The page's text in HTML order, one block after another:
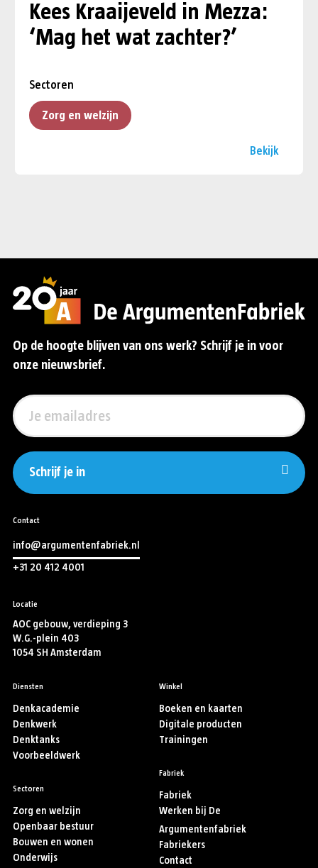
Kees Kraaijeveld in Mezza:
‘Mag het wat zachter?’
Sectoren
Zorg en welzijn
Bekijk
Op de hoogte blijven van ons werk? Schrijf je in voor
onze nieuwsbrief.
Schrijf je in
Contact
info@argumentenfabriek.nl
+31 20 412 4001
Locatie
AOC gebouw, verdieping 3
W.G.-plein 403
1054 SH Amsterdam
Diensten
Denkacademie
Denkwerk
Denktanks
Voorbeeldwerk
Sectoren
Zorg en welzijn
Openbaar bestuur
Bouwen en wonen
Onderwijs
Winkel
Boeken en kaarten
Digitale producten
Trainingen
Fabriek
Fabriek
Werken bij De
Argumentenfabriek
Fabriekers
Contact